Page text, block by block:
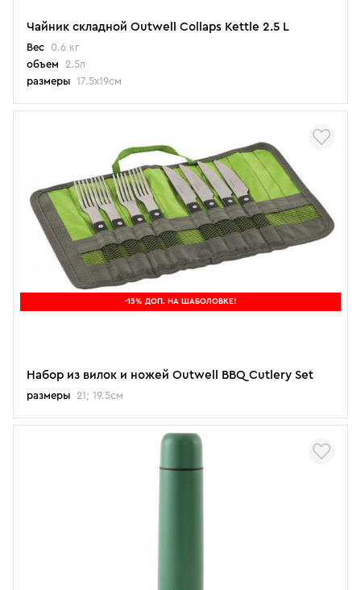
Чайник складной Outwell Collaps Kettle 2.5 L
Вес
0.6 кг
объем
2.5л
размеры
17.5x19см
-15% ДОП. НА ШАБОЛОВКЕ!
Набор из вилок и ножей Outwell BBQ Cutlery Set
размеры 21; 19.5см